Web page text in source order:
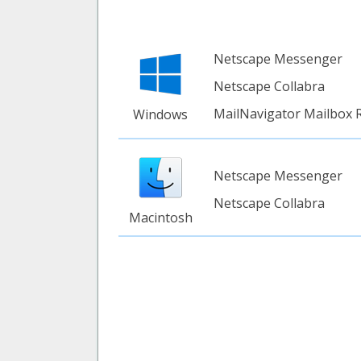
Windows
Netscape Messenger
Netscape Collabra
MailNavigator Mailbox
Macintosh
Netscape Messenger
Netscape Collabra